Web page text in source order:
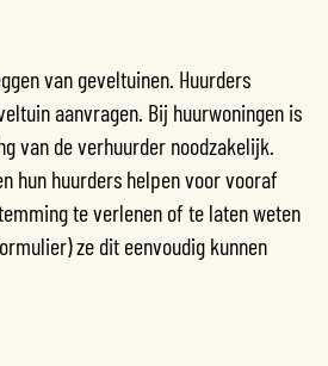
van geveltuinen. Huurders
aanvragen. Bij huurwoningen is
van de verhuurder noodzakelijk.
hun huurders helpen voor vooraf
te verlenen of te laten weten
ze dit eenvoudig kunnen